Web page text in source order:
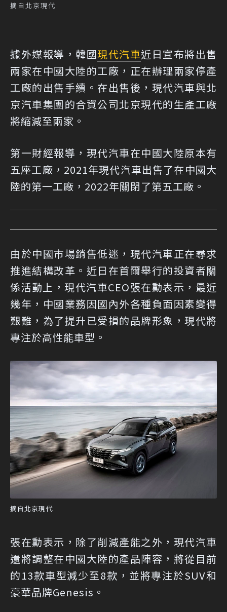
摘自北京現代
據外媒報導，韓國現代汽車近日宣布將出售
兩家在中國大陸的工廠，正在辦理兩家停產
工廠的出售手續。在出售後，現代汽車與北
京汽車集團的合資公司北京現代的生產工廠
將縮減至兩家。
第一財經報導，現代汽車在中國大陸原本有
五座工廠，2021年現代汽車出售了在中國大
陸的第一工廠，2022年關閉了第五工廠。
由於中國市場銷售低迷，現代汽車正在尋求
推進結構改革。近日在首爾舉行的投資者關
係活動上，現代汽車CEO張在勳表示，最近
幾年，中國業務因國內外各種負面因素變得
艱難，為了提升已受損的品牌形象，現代將
專注於高性能車型。
摘自北京現代
張在勳表示，除了削減產能之外，現代汽車
還將調整在中國大陸的產品陣容，將從目前
的13款車型減少至8款，並將專注於SUV和
豪華品牌Genesis。